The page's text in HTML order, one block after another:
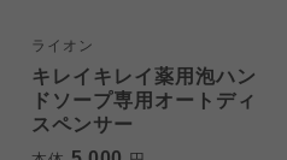
ライオン
キレイキレイ薬用泡ハン
ドソープ専用オートディ
スペンサー